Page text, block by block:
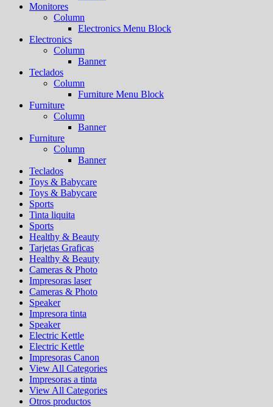
Monitores
Column
Electronics Menu Block
Electronics
Column
Banner
Teclados
Column
Furniture Menu Block
Furniture
Column
Banner
Furniture
Column
Banner
Teclados
Toys & Babycare
Toys & Babycare
Sports
Tinta liquita
Sports
Healthy & Beauty
Tarjetas Graficas
Healthy & Beauty
Cameras & Photo
Impresoras laser
Cameras & Photo
Speaker
Impresora tinta
Speaker
Electric Kettle
Electric Kettle
Impresoras Canon
View All Categories
Impresoras a tinta
View All Categories
Otros productos